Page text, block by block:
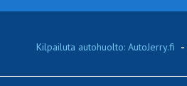
Kilpailuta autohuolto: AutoJerry.fi -